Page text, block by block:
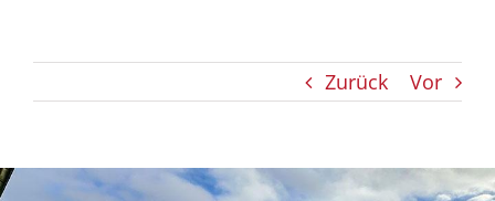
Zurück Vor